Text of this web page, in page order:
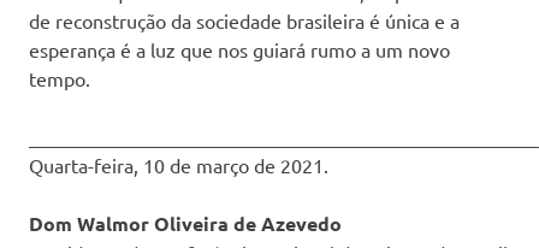
de reconstrução da sociedade brasileira é única e a
esperança é a luz que nos guiará rumo a um novo
tempo.
Quarta-feira, 10 de março de 2021.
Dom Walmor Oliveira de Azevedo